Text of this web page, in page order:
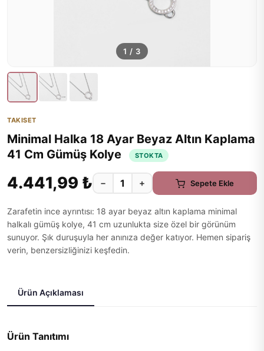
1 / 3
TAKISET
Minimal Halka 18 Ayar Beyaz Altın Kaplama
41 Cm Gümüş Kolye
STOKTA
4.441,99 ₺ − + Sepete Ekle
Zarafetin ince ayrıntısı: 18 ayar beyaz altın kaplama minimal
halkalı gümüş kolye, 41 cm uzunlukta size özel bir görünüm
sunuyor. Şık duruşuyla her anınıza değer katıyor. Hemen sipariş
verin, benzersizliğinizi keşfedin.
Ürün Açıklaması
Ürün Tanıtımı